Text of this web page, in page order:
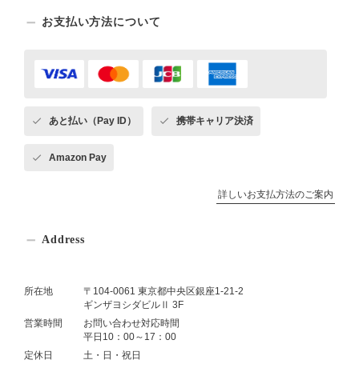
お支払い方法について
あと払い（Pay ID） 携帯キャリア決済
Amazon Pay
詳しいお支払方法のご案内
Address
所在地
〒104-0061 東京都中央区銀座1-21-2
ギンザヨシダビルⅡ 3F
営業時間
お問い合わせ対応時間
平日10：00～17：00
定休日
土・日・祝日